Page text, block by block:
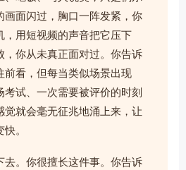
画面闪过，胸口一阵发紧，你
，用短视频的声音把它压下
，你从未真正面对过。你告诉
前看，但每当类似场景出现
试、一次需要被评价的时刻
就会毫无征兆地涌上来，让
。
去。你很擅长这件事。你告诉